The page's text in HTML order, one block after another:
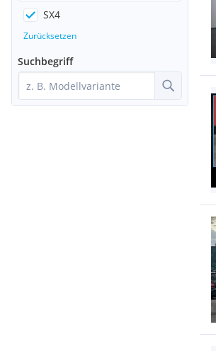
SX4
Zurücksetzen
Suchbegriff